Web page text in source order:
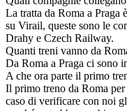
La tratta da Roma a Praga
su Virail, queste sono le
Drahy e Czech Railway.
Quanti treni vanno da
Da Roma a Praga ci sono
A che ora parte il primo
Il primo treno da Roma
caso di verificare con noi